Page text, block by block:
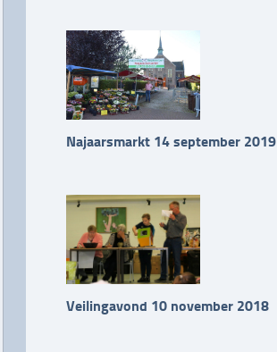
Najaarsmarkt 14 september 2019
Veilingavond 10 november 2018